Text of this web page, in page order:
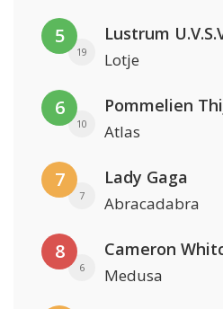
5
19 Lotje
6
10
Pommelien
Atlas
7
7
Lady Gaga
Abracadabra
8
6
Cameron
Medusa